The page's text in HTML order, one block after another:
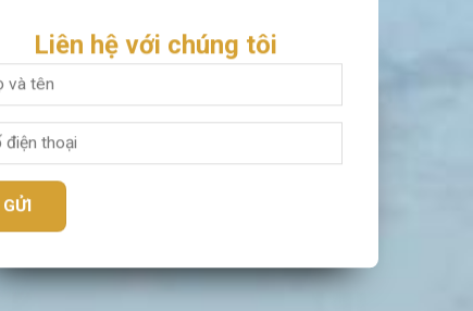
Liên hệ với chúng tôi